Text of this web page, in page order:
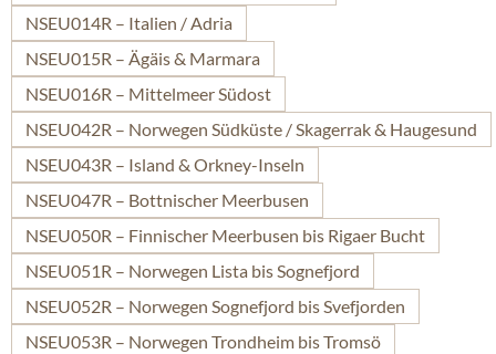
NSEU014R – Italien / Adria
NSEU015R – Ägäis & Marmara
NSEU016R – Mittelmeer Südost
NSEU042R – Norwegen Südküste / Skagerrak & Haugesund
NSEU043R – Island & Orkney-Inseln
NSEU047R – Bottnischer Meerbusen
NSEU050R – Finnischer Meerbusen bis Rigaer Bucht
NSEU051R – Norwegen Lista bis Sognefjord
NSEU052R – Norwegen Sognefjord bis Svefjorden
NSEU053R – Norwegen Trondheim bis Tromsö